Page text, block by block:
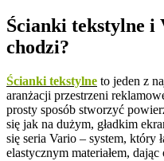
Ścianki tekstylne i
chodzi?
Ścianki tekstylne to jeden z
aranżacji przestrzeni
prosty sposób stworzyć
się jak na dużym, gładkim
się seria Vario – system, który
elastycznym materiałem,